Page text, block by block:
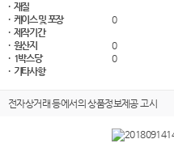
· 재질
· 케이스 및 포장
0
· 제작기간
· 원산지
0
· 1박스당
0
· 기타사항
전자상거래 등에서의 상품정보제공 고시